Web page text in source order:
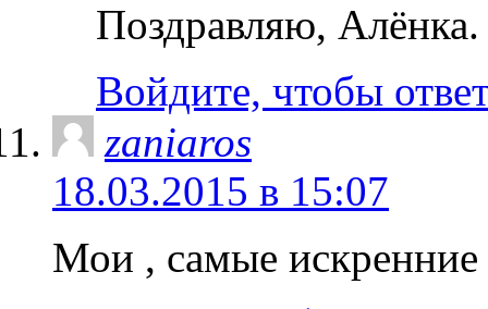
Поздравляю, Алёнка.
Войдите, чтобы
zaniaros
18.03.2015 в 15:07
Мои , самые